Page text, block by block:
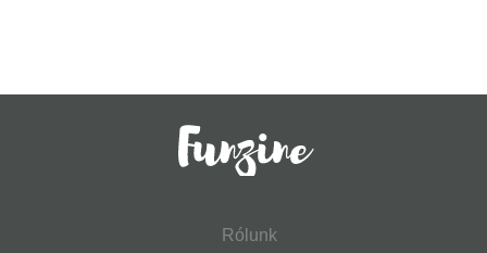
Rólunk